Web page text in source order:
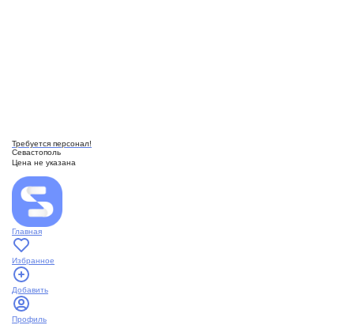
Требуется персонал!
Севастополь
Цена не указана
Главная
Избранное
Добавить
Профиль